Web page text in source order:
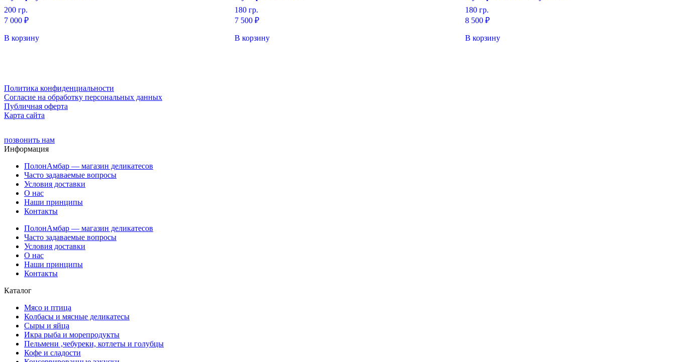
200 гр.
7 000 ₽
В корзину
180 гр.
7 500 ₽
В корзину
180 гр.
8 500 ₽
В корзину
Политика конфиденциальности
Cогласие на обработку персональных данных
Публичная оферта
Карта сайта
позвонить нам
Информация
ПолонАмбар — магазин деликатесов
Часто задаваемые вопросы
Условия доставки
О нас
Наши принципы
Контакты
ПолонАмбар — магазин деликатесов
Часто задаваемые вопросы
Условия доставки
О нас
Наши принципы
Контакты
Каталог
Мясо и птица
Колбасы и мясные деликатесы
Сыры и яйца
Икра рыба и морепродукты
Пельмени ,чебуреки, котлеты и голубцы
Кофе и сладости